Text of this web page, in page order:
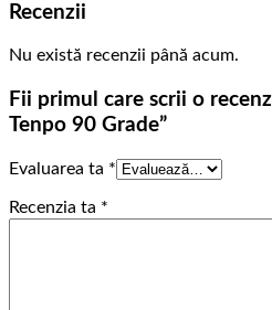
Recenzii
Nu există recenzii până acum.
Fii primul care scrii o
Tenpo 90 Grade”
Evaluarea ta *
Recenzia ta *